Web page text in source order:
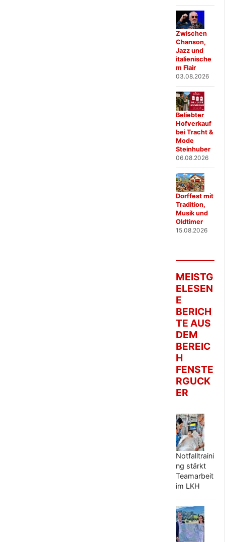
Zwischen
Chanson,
Jazz und
italienische
m Flair
03.08.2026
Beliebter
Hofverkauf
bei Tracht &
Mode
Steinhuber
06.08.2026
Dorffest mit
Tradition,
Musik und
Oldtimer
15.08.2026
MEISTG
ELESEN
E
BERICH
TE AUS
DEM
BEREIC
H
FENSTE
RGUCK
ER
Notfalltraini
ng stärkt
Teamarbeit
im LKH